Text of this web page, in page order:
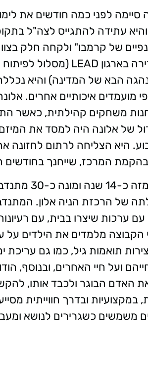
סיימה לפני כמה חודשים את
עתידה להתגייס לצה"ל
של קרמבו" ולקחה חלק
בארגון LEAD (מסלול לפיתוח
הבא של המדינה) והיא
מועמדים איכותיים אחרים.
משחקים קהילתית, כאשר
של אלונה היה למסד את
היא הצליחה לרתום לחזונה
בהקמת המרכז, שייחנך בחודשים
הקבוצה פועלת מזה כ-14 שנה
בהובלתה של הרכזת הניה אלון.
ערכות שיצרו בבית, עם
הקבוצה מלמדים את הילדים על
תואמות גיל, כמו גם עריכת
ועל חיי האחרים, ובנוסף,
האדם הבוגר ולכבד אותו,
ובדרך חווייתית
כשגרירים לנושא